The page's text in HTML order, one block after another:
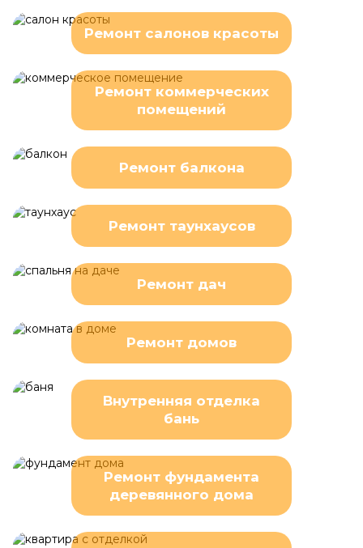
Ремонт салонов красоты
Ремонт коммерческих
помещений
Ремонт балкона
Ремонт таунхаусов
Ремонт дач
Ремонт домов
Внутренняя отделка
бань
Ремонт фундамента
деревянного дома